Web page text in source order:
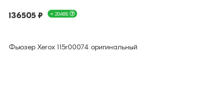
136505 ₽ + 2048Б
Фьюзер Xerox 115r00074 оригинальный